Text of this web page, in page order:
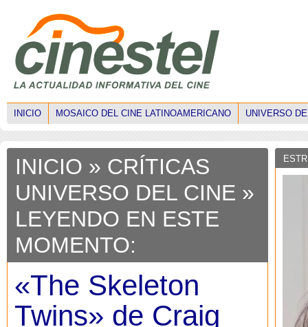
INICIO MOSAICO DEL CINE LATINOAMERICANO UNIVERSO
INICIO » CRÍTICAS
UNIVERSO DEL CINE »
LEYENDO EN ESTE
MOMENTO:
«The Skeleton
Twins» de Craig